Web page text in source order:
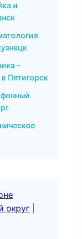
и
-
Пятигорск
округ